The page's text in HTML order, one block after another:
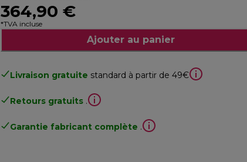
364,90 €
*TVA incluse
Ajouter au panier
Livraison gratuite standard à partir de 49€
Retours gratuits .
Garantie fabricant complète .